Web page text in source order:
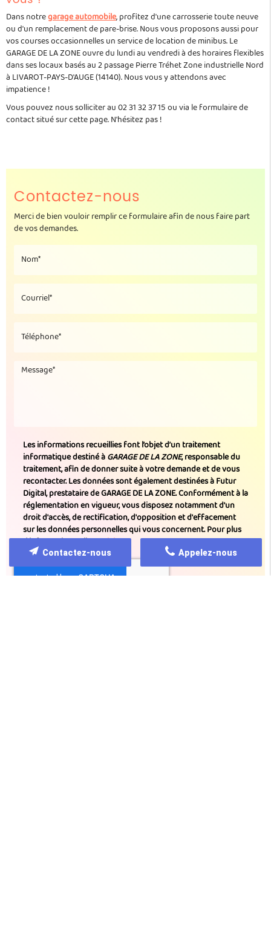
Dans notregarage automobile, profitez d'une carrosserie toute neuve
ou d'un remplacement de pare-brise. Nous vous proposons aussi pour
vos courses occasionnelles un service de location de minibus. Le
GARAGE DE LA ZONE ouvre du lundi au vendredi à des horaires flexibles
dans ses locaux basés au 2 passage Pierre Tréhet Zone industrielle Nord
à LIVAROT-PAYS-D'AUGE (14140). Nous vous y attendons avec
impatience !
Vous pouvez nous solliciter au 02 31 32 37 15 ou via le formulaire de
contact situé sur cette page. N'hésitez pas !
Contactez-nous
Merci de bien vouloir remplir ce formulaire afin de nous faire part
de vos demandes.
Les informations recueillies font l’objet d’un traitement
informatique destiné àGARAGE DE LA ZONE, responsable du
traitement, afin de donner suite à votre demande et de vous
recontacter. Les données sont également destinées à Futur
Digital, prestataire de GARAGE DE LA ZONE. Conformément à la
réglementation en vigueur, vous disposez notamment d'un
droit d'accès, de rectification, d'opposition et d'effacement
sur les données personnelles qui vous concernent. Pour plus
d’informations, cliquezici.
Appelez-nous
Contactez-nous